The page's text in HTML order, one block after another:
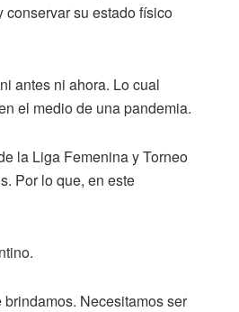
su estado físico
antes ni ahora. Lo cual
el medio de una pandemia.
la Liga Femenina y Torneo
Por lo que, en este
Necesitamos ser